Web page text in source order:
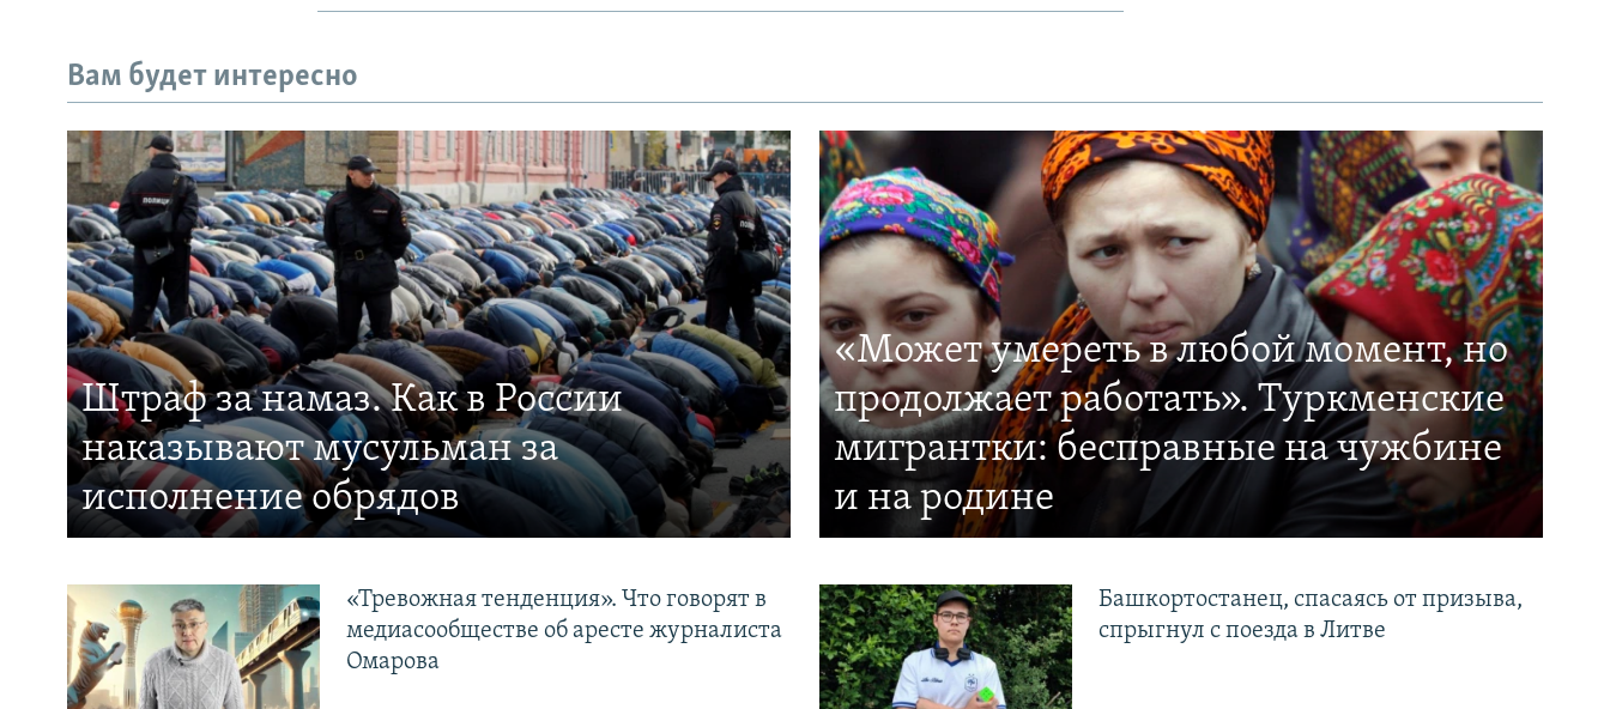
720p 1080p
Вам будет интересно
Штраф за намаз. Как в России
наказывают мусульман за
исполнение обрядов
«Может умереть в любой момент, но
продолжает работать». Туркменские
мигрантки: бесправные на чужбине
и на родине
«Тревожная тенденция». Что говорят в
медиасообществе об аресте журналиста
Омарова
Башкортостанец, спасаясь от призыва,
спрыгнул с поезда в Литве